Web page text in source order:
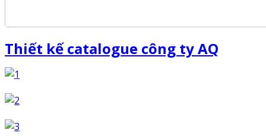
Thiết kế catalogue công ty AQ